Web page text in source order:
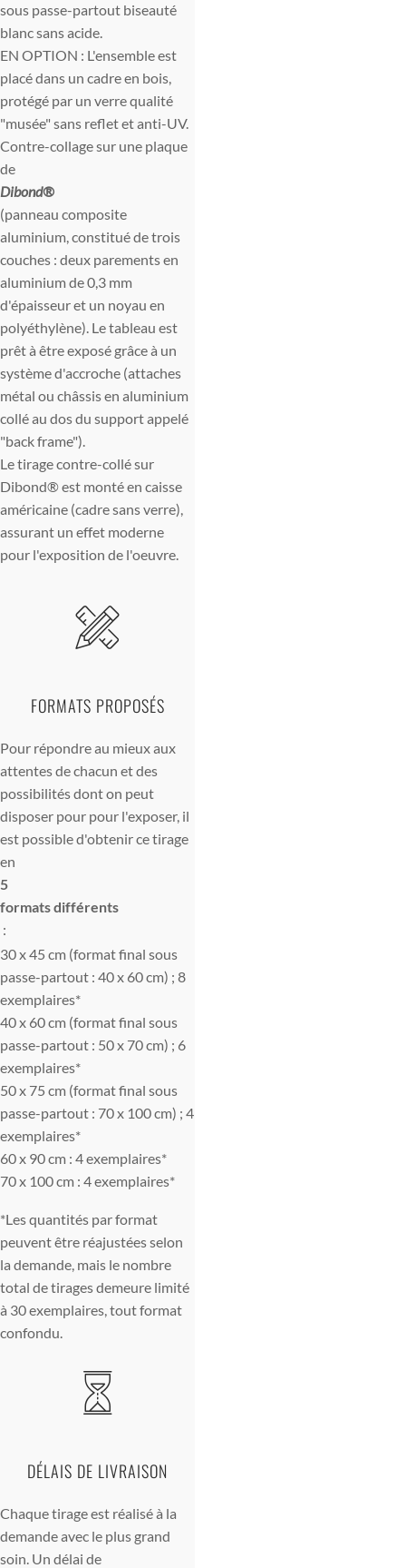
sous passe-partout biseauté
blanc sans acide.
EN OPTION : L'ensemble est
placé dans un cadre en bois,
protégé par un verre qualité
"musée" sans reflet et anti-UV.
Contre-collage sur une plaque
de
Dibond®
(panneau composite
aluminium, constitué de trois
couches : deux parements en
aluminium de 0,3 mm
d'épaisseur et un noyau en
polyéthylène). Le tableau est
prêt à être exposé grâce à un
système d'accroche (attaches
métal ou châssis en aluminium
collé au dos du support appelé
"back frame").
Le tirage contre-collé sur
Dibond® est monté en caisse
américaine (cadre sans verre),
assurant un effet moderne
pour l'exposition de l'oeuvre.
FORMATS PROPOSÉS
Pour répondre au mieux aux
attentes de chacun et des
possibilités dont on peut
disposer pour pour l'exposer, il
est possible d'obtenir ce tirage
en
5
formats différents
:
30 x 45 cm (format final sous
passe-partout : 40 x 60 cm) ; 8
exemplaires*
40 x 60 cm (format final sous
passe-partout : 50 x 70 cm) ; 6
exemplaires*
50 x 75 cm (format final sous
passe-partout : 70 x 100 cm) ; 4
exemplaires*
60 x 90 cm : 4 exemplaires*
70 x 100 cm : 4 exemplaires*
*Les quantités par format
peuvent être réajustées selon
la demande, mais le nombre
total de tirages demeure limité
à 30 exemplaires, tout format
confondu.
DÉLAIS DE LIVRAISON
Chaque tirage est réalisé à la
demande avec le plus grand
soin. Un délai de